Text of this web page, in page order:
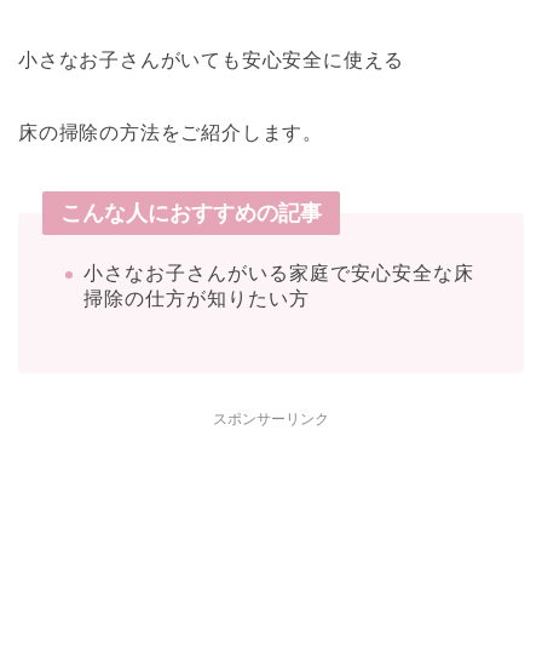
小さなお子さんがいても安心安全に使える
床の掃除の方法をご紹介します。
こんな人におすすめの記事
小さなお子さんがいる家庭で安心安全な床
掃除の仕方が知りたい方
スポンサーリンク